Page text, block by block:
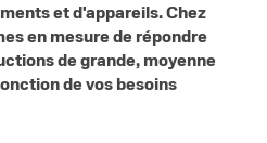
et d'appareils. Chez
en mesure de répondre
de grande, moyenne
de vos besoins